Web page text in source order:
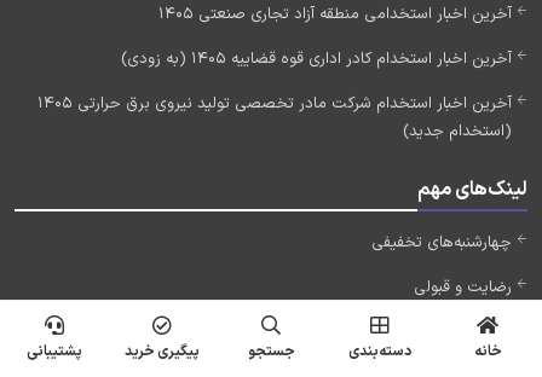
آخرین اخبار استخدامی منطقه آزاد تجاری صنعتی 1405
آخرین اخبار استخدام کادر اداری قوه قضاییه 1405 (به زودی)
آخرین اخبار استخدام شرکت مادر تخصصی تولید نیروی برق حرارتی 1405
(استخدام جدید)
لینک‌های مهم
چهارشنبه‌های تخفیفی
رضایت و قبولی
وبلاگ
خانه دسته‌بندی جستجو پیگیری خرید پشتیبانی